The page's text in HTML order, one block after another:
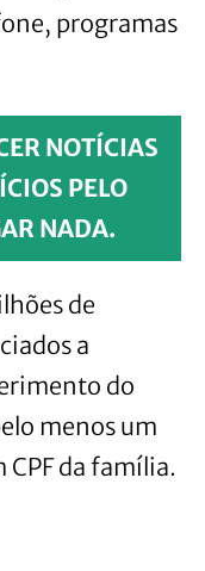
programas
NOTÍCIAS
PELO
NADA.
de
a
do
menos um
da família.